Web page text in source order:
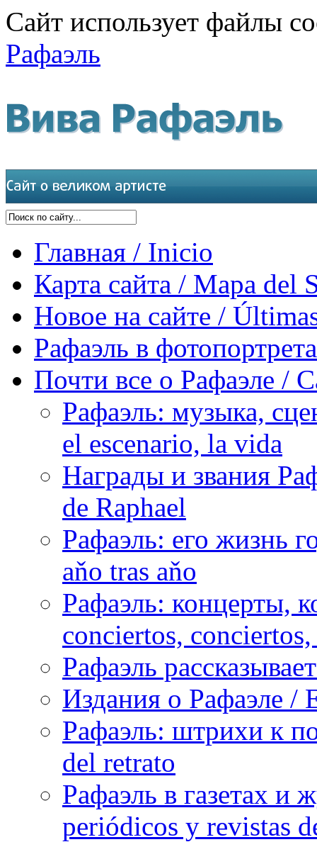
Сайт использует файлы
Рафаэль
Главная / Inicio
Карта сайта / Mapa del
Новое на сайте /
Рафаэль в
Почти все о Рафаэле /
Рафаэль: музыка,
el escenario, la vida
Награды и звания
de Raphael
Рафаэль: его жизнь
aňo tras aňo
Рафаэль: концерты,
conciertos,
Рафаэль
Издания о Рафаэле /
Рафаэль: штрихи к
del retrato
Рафаэль в газетах и
periódicos y revistas